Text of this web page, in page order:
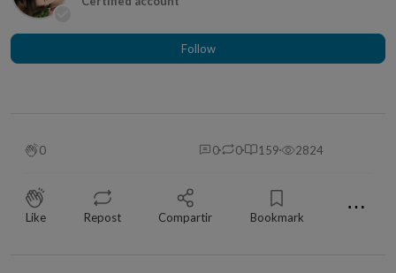
Follow
0 0 0 159 2824
Like Repost Compartir Bookmark ⋯